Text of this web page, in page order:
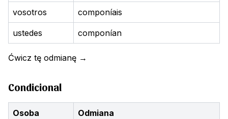
vosotros componíais
ustedes componían
Ćwicz tę odmianę →
Condicional
Osoba Odmiana